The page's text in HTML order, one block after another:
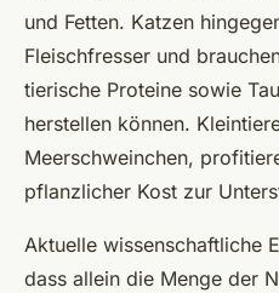
und Fetten. Katzen
Fleischfresser und
tierische Proteine sowie
herstellen können.
Meerschweinchen,
pflanzlicher Kost zur
Aktuelle wissenschaftliche
dass allein die Menge der